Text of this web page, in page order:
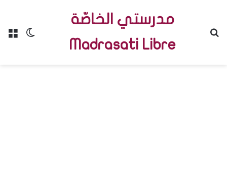
Menu
مدرستي الخاصّة
Madrasati Libre